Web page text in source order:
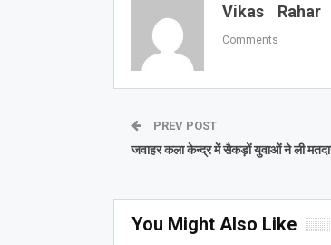
Vikas Rahar
Comments
PREV POST
जवाहर कला केन्द्र में सैकड़ों युवाओं ने ली
You Might Also Like